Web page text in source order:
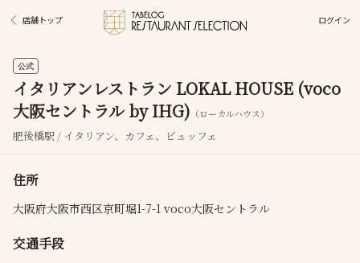
店舗トップ ログイン
公式
イタリアンレストラン LOKAL HOUSE (voco
大阪セントラル by IHG) （ローカルハウス）
肥後橋駅 / イタリアン、カフェ、ビュッフェ
住所
大阪府大阪市西区京町堀1-7-1 voco大阪セントラル
交通手段